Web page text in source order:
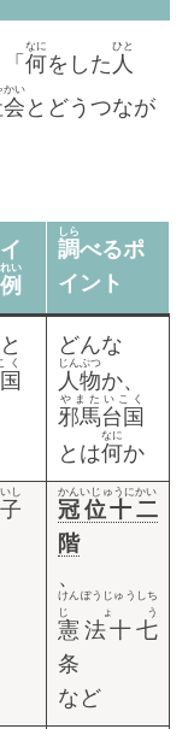
何
なに
をした 人
ひと
かい
とどうつなが
例
れい
調
しら
べるポ
イント
と
く
どんな
人物
じんぶつ
か、
邪馬台国
やまたいこく
とは何
なに
か
し
冠位十二
階
かんいじゅうにかい
、
憲法十七
条
けんぽうじゅうしち
じょう
など